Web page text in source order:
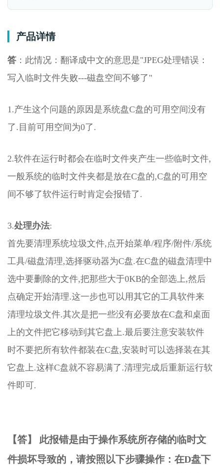
产品详情
答 ：此情况：翻译成中文的意思是"JPEG处理错误：
写入临时文件失败---磁盘空间不够了"
1.产生这个问题的原因是系统盘C盘的可用空间没有
了.目前可用空间为0了.
2.软件在运行时都会在临时文件夹产生一些临时文件,
一般系统的临时文件夹都是放在C盘的,C盘的可用空
间不够了软件运行时肯定会报错了.
3.处理办法:
首先要清理系统垃圾文件,点开始菜单/程序/附件/系统
工具/磁盘清理,选择驱动器为C盘.在C盘的磁盘清理中
选中要删除的文件,把那些大于0KB的全部选上,然后
点确定开始清理.这一步也可以用其它的工具软件来
清理垃圾文件.其次是把一些没有必要放在C盘和桌面
上的文件把它移动到其它盘上.最后要注意安装软件
时不要把所有软件都装在C盘,安装时可以选择装在其
它盘上.这样C盘就不容易满了.清理完成后重新运行软
件即可.
【答】 此报错是由于操作系统所存储的临时文
件损坏导致的，请按照以下步骤操作：在D盘下